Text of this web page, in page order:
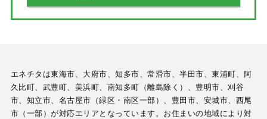
エネチタは東海市、大府市、知多市、常滑市、半田市、東浦町、阿
久比町、武豊町、美浜町、南知多町（離島除く）、豊明市、刈谷
市、知立市、名古屋市（緑区・南区一部）、豊田市、安城市、西尾
市（一部）が対応エリアとなっています。お住まいの地域により対